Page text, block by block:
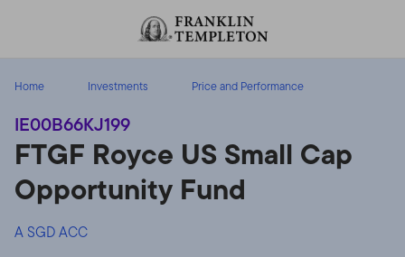
Home Investments Price and Performance
IE00B66KJ199
FTGF Royce US Small Cap
Opportunity Fund
A SGD ACC